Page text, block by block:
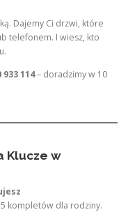
Dajemy Ci drzwi, które
telefonem. I wiesz, kto
114– doradzimy w 10
Klucze w
5 kompletów dla rodziny.